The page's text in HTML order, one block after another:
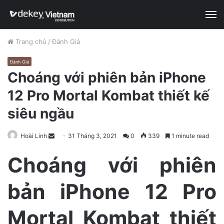
Trang chủ / Đánh Giá
Đánh Giá
Choáng với phiên bản iPhone
12 Pro Mortal Kombat thiết kế
siêu ngầu
Hoài Linh
n
d
m
31 Tháng 3, 2021 0 339 1 minute read
Choáng với phiên
bản iPhone 12 Pro
Mortal Kombat thiết